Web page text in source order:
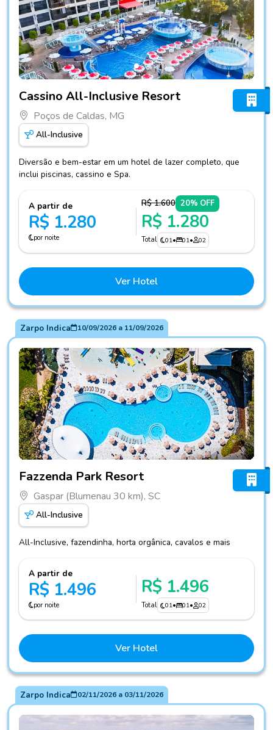
Cassino All-Inclusive Resort
Poços de Caldas, MG
All-Inclusive
Diversão e bem-estar em um hotel de lazer completo, que
inclui piscinas, cassino e Spa.
A partir de
R$ 1.280
por noite
R$ 1.600 20% OFF
R$ 1.280
Total 01• 01• 02
Ver Hotel
Zarpo Indica 10/09/2026a 11/09/2026
Fazzenda Park Resort
Gaspar (Blumenau 30 km), SC
All-Inclusive
All-Inclusive, fazendinha, horta orgânica, cavalos e mais
A partir de
R$ 1.496
por noite
R$ 1.496
Total 01• 01• 02
Ver Hotel
Zarpo Indica 02/11/2026a 03/11/2026